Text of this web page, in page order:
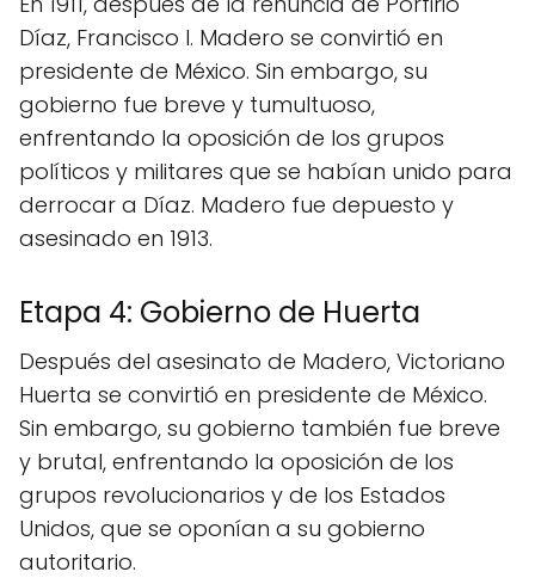
Díaz, Francisco I. Madero se convirtió en
presidente de México. Sin embargo, su
gobierno fue breve y tumultuoso,
enfrentando la oposición de los grupos
políticos y militares que se habían unido para
derrocar a Díaz. Madero fue depuesto y
asesinado en 1913.
Etapa 4: Gobierno de Huerta
Después del asesinato de Madero, Victoriano
Huerta se convirtió en presidente de México.
Sin embargo, su gobierno también fue breve
y brutal, enfrentando la oposición de los
grupos revolucionarios y de los Estados
Unidos, que se oponían a su gobierno
autoritario.